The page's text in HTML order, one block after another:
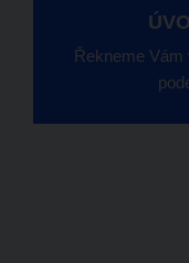
Řekneme Vám